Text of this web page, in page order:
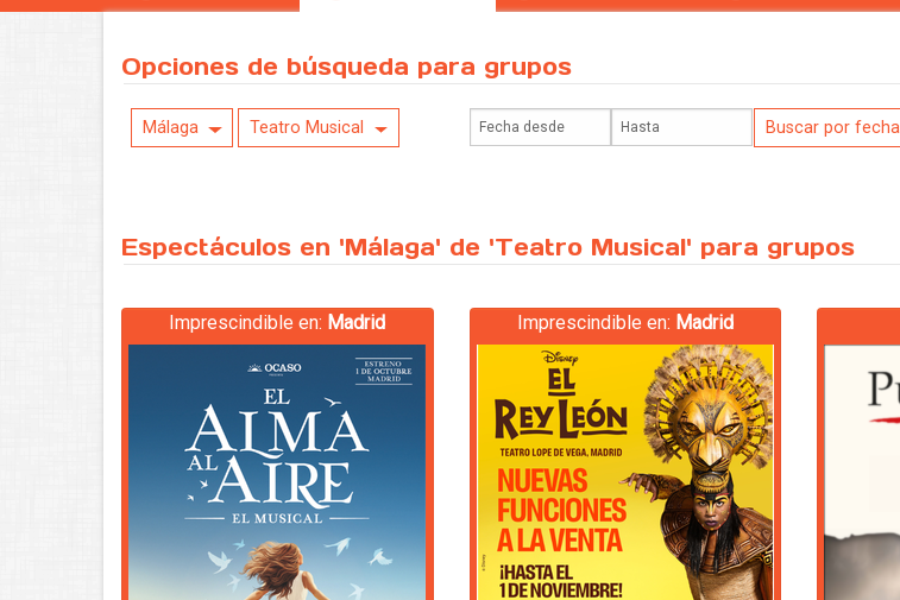
Opciones de búsqueda para grupos
Málaga Teatro Musical
Espectáculos en 'Málaga' de 'Teatro Musical' para grupos
Imprescindible en: Madrid Imprescindible en: Madrid